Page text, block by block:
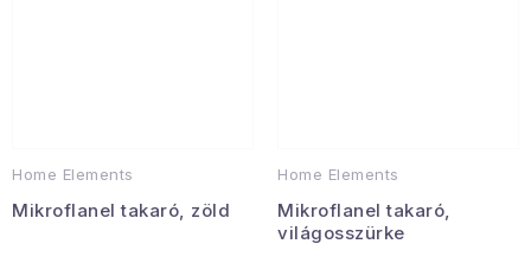
Home Elements
Mikroflanel takaró, zöld
Home Elements
Mikroflanel takaró,
világosszürke